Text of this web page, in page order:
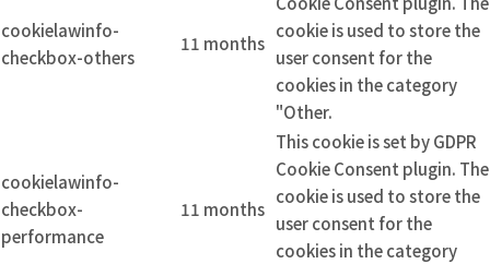
cookielawinfo-
checkbox-others
11 months
cookie is used to store the
user consent for the
cookies in the category
"Other.
cookielawinfo-
checkbox-
performance
11 months
This cookie is set by GDPR
Cookie Consent plugin. The
cookie is used to store the
user consent for the
cookies in the category